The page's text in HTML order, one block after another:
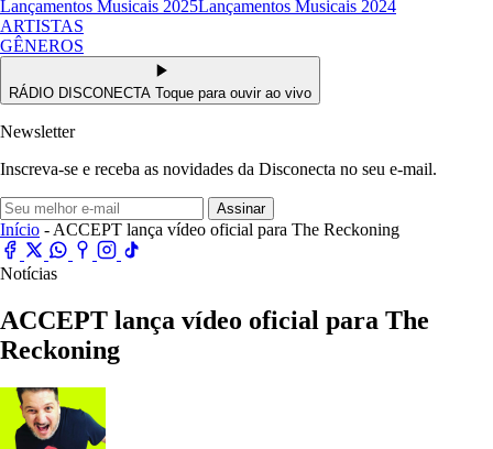
Lançamentos Musicais 2025Lançamentos Musicais 2024
ARTISTAS
GÊNEROS
RÁDIO DISCONECTA Toque para ouvir ao vivo
Newsletter
Inscreva-se e receba as novidades da Disconecta no seu e-mail.
Assinar
Início - ACCEPT lança vídeo oficial para The Reckoning
Notícias
ACCEPT lança vídeo oficial para The
Reckoning